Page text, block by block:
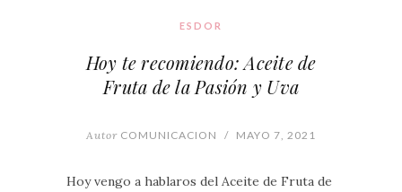
ESDOR
Hoy te recomiendo: Aceite de
Fruta de la Pasión y Uva
Autor COMUNICACION / MAYO 7, 2021
Hoy vengo a hablaros del Aceite de Fruta de